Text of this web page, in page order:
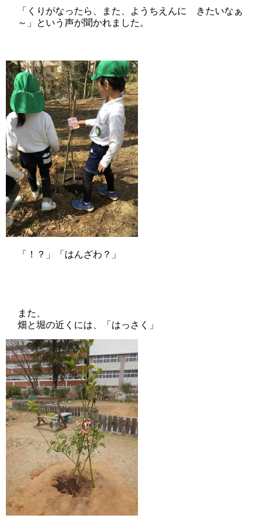
「くりがなったら、また、ようちえんに きたいなぁ
～」という声が聞かれました。
「！？」「はんざわ？」
また、
畑と堀の近くには、「はっさく」